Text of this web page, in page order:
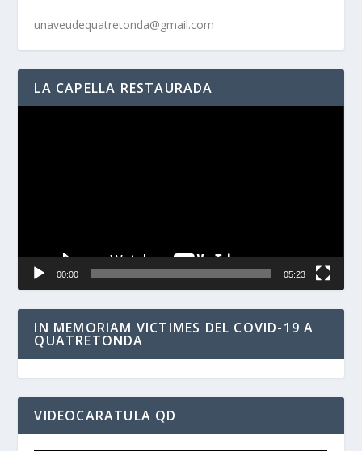
unaveudequatretonda@gmail.com
LA CAPELLA RESTAURADA
00:00 05:23
IN MEMORIAM VICTIMES DEL COVID-19 A
QUATRETONDA
VIDEOCARATULA QD